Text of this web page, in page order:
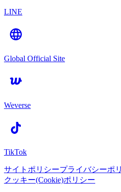
LINE
Global Official Site
Weverse
TikTok
サイトポリシープライバシーポ
クッキー(Cookie)ポリシー